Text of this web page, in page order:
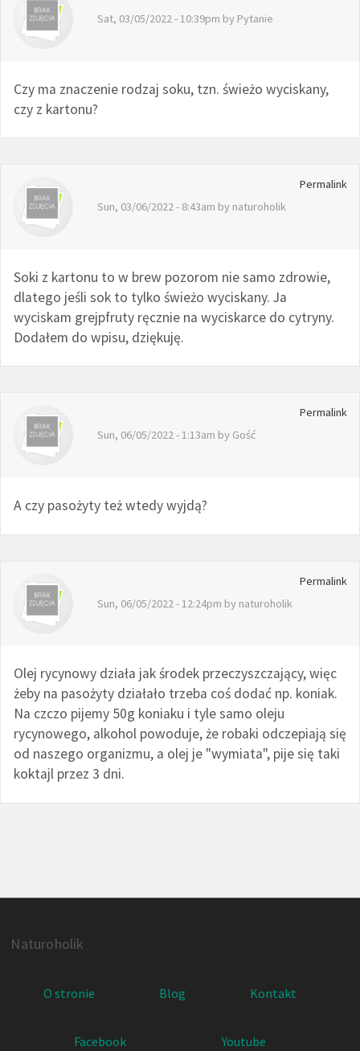
Sat, 03/05/2022 - 10:39pm by Pytanie
Czy ma znaczenie rodzaj soku, tzn. świeżo wyciskany,
czy z kartonu?
Permalink
Sun, 03/06/2022 - 8:43am by naturoholik
Soki z kartonu to w brew pozorom nie samo zdrowie,
dlatego jeśli sok to tylko świeżo wyciskany. Ja
wyciskam grejpfruty ręcznie na wyciskarce do cytryny.
Dodałem do wpisu, dziękuję.
Permalink
Sun, 06/05/2022 - 1:13am by Gość
A czy pasożyty też wtedy wyjdą?
Permalink
Sun, 06/05/2022 - 12:24pm by naturoholik
Olej rycynowy działa jak środek przeczyszczający, więc
żeby na pasożyty działało trzeba coś dodać np. koniak.
Na czczo pijemy 50g koniaku i tyle samo oleju
rycynowego, alkohol powoduje, że robaki odczepiają się
od naszego organizmu, a olej je "wymiata", pije się taki
koktajl przez 3 dni.
Naturoholik
O stronie Blog Kontakt
Facebook Youtube